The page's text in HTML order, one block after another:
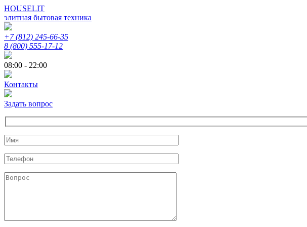
HOUSELIT
элитная бытовая техника
+7 (812) 245-66-35
8 (800) 555-17-12
08:00 - 22:00
Контакты
Задать вопрос